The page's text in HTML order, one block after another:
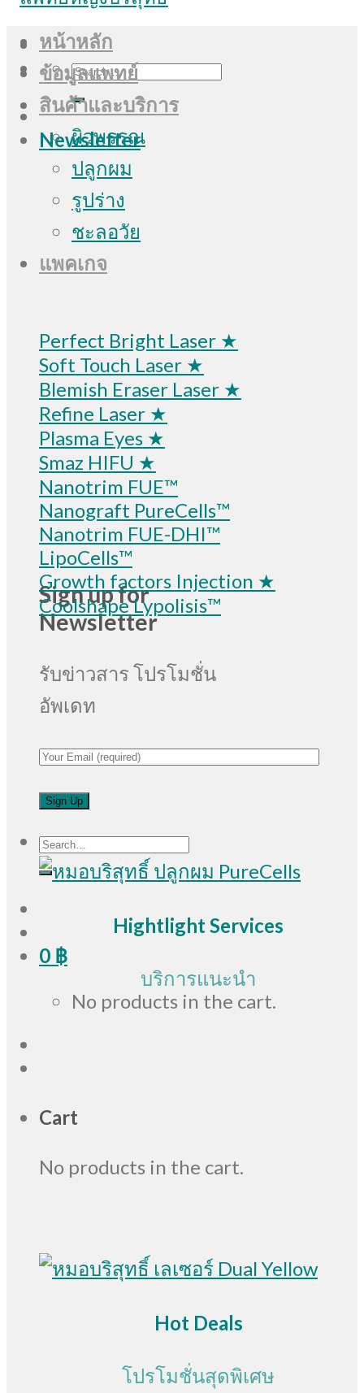
Search
for:
Newsletter
Sign up for
Newsletter
รับข่าวสาร โปรโมชั่น
อัพเดท
Search
for:
0 ฿
No products in the cart.
Cart
No products in the cart.
หน้าหลัก
ข้อมูลแพทย์
สินค้าและบริการ
ผิวพรรณ
ปลูกผม
รูปร่าง
ชะลอวัย
แพคเกจ
Perfect Bright Laser ★
Soft Touch Laser ★
Blemish Eraser Laser ★
Refine Laser ★
Plasma Eyes ★
Smaz HIFU ★
Nanotrim FUE™
Nanograft PureCells™
Nanotrim FUE-DHI™
LipoCells™
Growth factors Injection ★
Coolshape Lypolisis™
Hightlight Services
บริการแนะนำ
Hot Deals
โปรโมชั่นสุดพิเศษ